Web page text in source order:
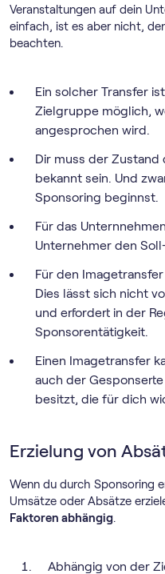
Veranstaltungen auf dein
einfach, ist es aber nicht,
beachten.
Ein solcher Transfer
Zielgruppe möglich,
angesprochen wird.
Dir muss der
bekannt sein. Und
Sponsoring beginnst.
Für das
Unternehmer den
Für den
Dies lässt sich nicht
und erfordert in der
Sponsorentätigkeit.
Einen Imagetransfer
auch der
besitzt, die für dich
Erzielung von
Wenn du durch Sponsoring
Umsätze oder Absätze
Faktoren abhängig.
Abhängig von der